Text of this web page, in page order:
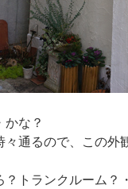
かな？
々通るので、この外
？トランクルーム